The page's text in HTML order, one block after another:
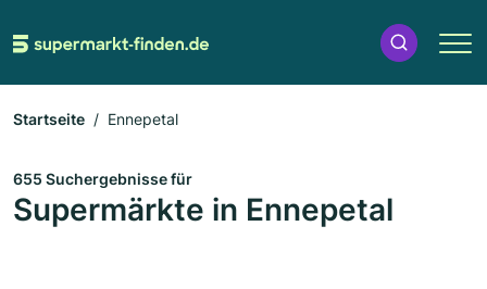
Startseite Ennepetal
655 Suchergebnisse für
Supermärkte in Ennepetal